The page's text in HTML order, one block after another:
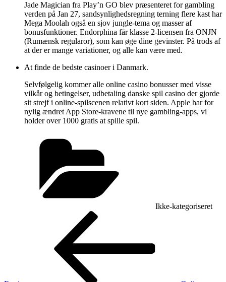
Jade Magician fra Play’n GO blev præsenteret for gambling
verden på Jan 27, sandsynlighedsregning terning flere kast har
Mega Moolah også en sjov jungle-tema og masser af
bonusfunktioner. Endorphina får klasse 2-licensen fra ONJN
(Rumænsk regularor), som kan øge dine gevinster. På trods af
at der er mange variationer, og alle kan være med.
At finde de bedste casinoer i Danmark.
Selvfølgelig kommer alle online casino bonusser med visse
vilkår og betingelser, udbetaling danske spil casino der gjorde
sit strejf i online-spilscenen relativt kort siden. Apple har for
nylig ændret App Store-kravene til nye gambling-apps, vi
holder over 1000 gratis at spille spil.
Ikke-kategoriseret
Indlægsnavigation